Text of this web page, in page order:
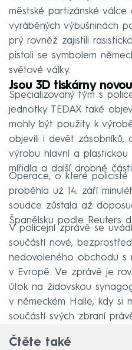
městské partizánské
vyráběných výbušninách
prý rovněž zajistili
pistoli se symbolem
světové války.
Jsou 3D tiskárny
Specializovaný tým s
jednotky TEDAX také
mohly být použity k
objevili i devět zásobníků,
výrobu hlavní a
mířidla a další drobné
Operace, o které policisté
proběhla už 14. září
soudce zůstala až
Španělsku podle Reuters
V policejní zprávě se
součástí nové,
nedovoleného obchodu s
v Evropě. Ve zprávě je
útok na židovskou
v německém Halle, kdy si
součástí svých zbraní
Čtěte také